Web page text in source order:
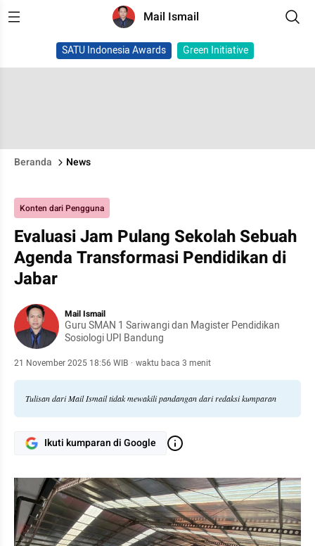
Mail Ismail
SATU Indonesia Awards Green Initiative
Beranda News
Konten dari Pengguna
Evaluasi Jam Pulang Sekolah Sebuah
Agenda Transformasi Pendidikan di
Jabar
Mail Ismail
Guru SMAN 1 Sariwangi dan Magister Pendidikan
Sosiologi UPI Bandung
21 November 2025 18:56 WIB · waktu baca 3 menit
Tulisan dari Mail Ismail tidak mewakili pandangan dari redaksi kumparan
Ikuti kumparan di Google